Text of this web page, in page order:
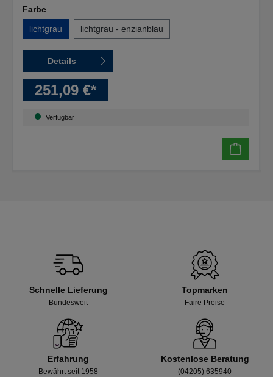
Farbe
lichtgrau
lichtgrau - enzianblau
Details
251,09 €*
Verfügbar
Schnelle Lieferung
Bundesweit
Topmarken
Faire Preise
Erfahrung
Bewährt seit 1958
Kostenlose Beratung
(04205) 635940